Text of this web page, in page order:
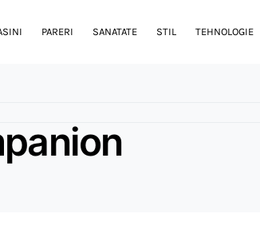
PARERI SANATATE STIL TEHNOLOGIE